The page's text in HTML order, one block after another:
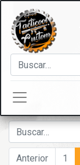
Anterior 1